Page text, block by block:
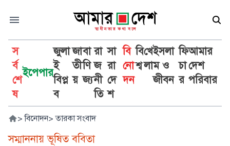
স
র্ব
শে
ষ
ইপেপার
জুলা
ই
বিপ্ল
ব
জা
তী
য়
বা
ণি
জ্য
রা
জ
নী
তি
সা
রা
দে
শ
বি
নো
দন
বি
শ্ব
খে
লা
ইসলা
ম ও
জীবন
ফি
চা
র
আমার
দেশ
পরিবার
> বিনোদন> তারকা সংবাদ
সম্মাননায় ভূষিত ববিতা